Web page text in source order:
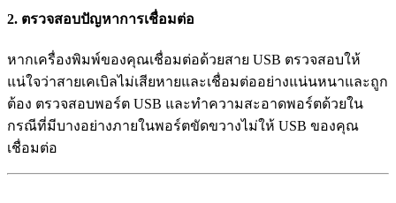
2. ตรวจสอบปัญหาการเชื่อมต่อ
หากเครื่องพิมพ์ของคุณเชื่อมต่อด้วยสาย USB ตรวจสอบให้
แน่ใจว่าสายเคเบิลไม่เสียหายและเชื่อมต่ออย่างแน่นหนาและถูก
ต้อง ตรวจสอบพอร์ต USB และทำความสะอาดพอร์ตด้วยใน
กรณีที่มีบางอย่างภายในพอร์ตขัดขวางไม่ให้ USB ของคุณ
เชื่อมต่อ